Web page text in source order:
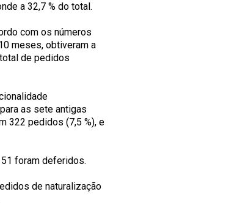
a 32,7 % do total.
com os números
meses, obtiveram a
de pedidos
as sete antigas
322 pedidos (7,5 %), e
foram deferidos.
de naturalização